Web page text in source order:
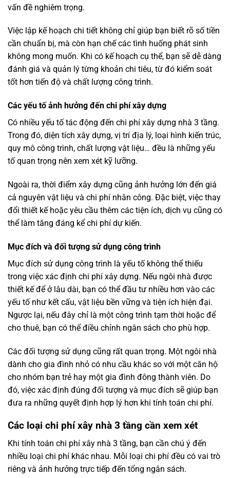
vấn đề nghiêm trọng.
Việc lập kế hoạch chi tiết không chỉ giúp bạn biết rõ số tiền
cần chuẩn bị, mà còn hạn chế các tình huống phát sinh
không mong muốn. Khi có kế hoạch cụ thể, bạn sẽ dễ dàng
đánh giá và quản lý từng khoản chi tiêu, từ đó kiểm soát
tốt hơn tiến độ và chất lượng công trình.
Các yếu tố ảnh hưởng đến chi phí xây dựng
Có nhiều yếu tố tác động đến chi phí xây dựng nhà 3 tầng.
Trong đó, diện tích xây dựng, vị trí địa lý, loại hình kiến trúc,
quy mô công trình, chất lượng vật liệu… đều là những yếu
tố quan trọng nên xem xét kỹ lưỡng.
Ngoài ra, thời điểm xây dựng cũng ảnh hưởng lớn đến giá
cả nguyên vật liệu và chi phí nhân công. Đặc biệt, việc thay
đổi thiết kế hoặc yêu cầu thêm các tiện ích, dịch vụ cũng có
thể làm tăng đáng kể chi phí dự kiến.
Mục đích và đối tượng sử dụng công trình
Mục đích sử dụng công trình là yếu tố không thể thiếu
trong việc xác định chi phí xây dựng. Nếu ngôi nhà được
thiết kế để ở lâu dài, bạn có thể đầu tư nhiều hơn vào các
yếu tố như kết cấu, vật liệu bền vững và tiện ích hiện đại.
Ngược lại, nếu đây chỉ là một công trình tạm thời hoặc để
cho thuê, bạn có thể điều chỉnh ngân sách cho phù hợp.
Các đối tượng sử dụng cũng rất quan trọng. Một ngôi nhà
dành cho gia đình nhỏ có nhu cầu khác so với một căn hộ
cho nhóm bạn trẻ hay một gia đình đông thành viên. Do
đó, việc xác định đúng đối tượng và mục đích sẽ giúp bạn
đưa ra những quyết định hợp lý hơn khi tính toán chi phí.
Các loại chi phí xây nhà 3 tầng cần xem xét
Khi tính toán chi phí xây nhà 3 tầng, bạn cần chú ý đến
nhiều loại chi phí khác nhau. Mỗi loại chi phí đều có vai trò
riêng và ảnh hưởng trực tiếp đến tổng ngân sách.